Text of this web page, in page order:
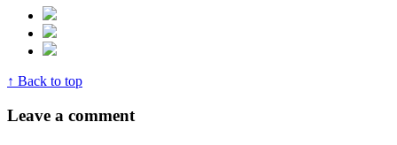
↑ Back to top
Leave a comment